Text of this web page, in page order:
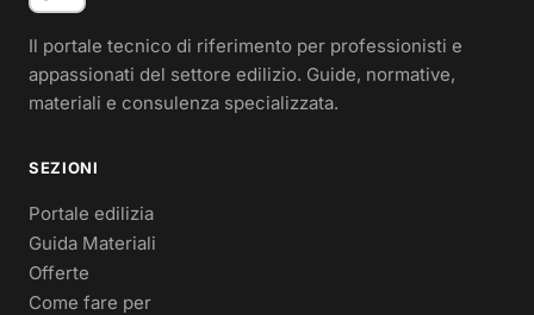
Il portale tecnico di riferimento per professionisti e
appassionati del settore edilizio. Guide, normative,
materiali e consulenza specializzata.
SEZIONI
Portale edilizia
Guida Materiali
Offerte
Come fare per